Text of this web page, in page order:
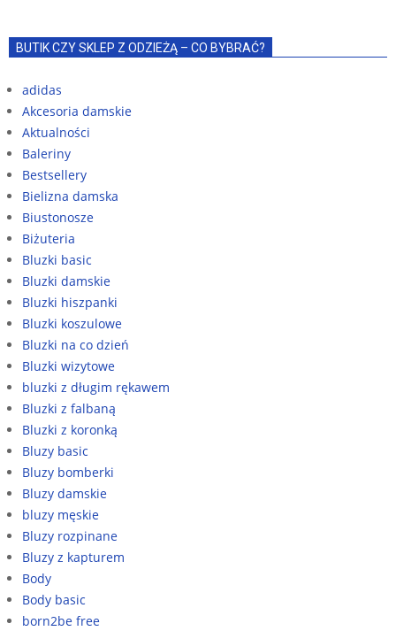
BUTIK CZY SKLEP Z ODZIEŻĄ – CO BYBRAĆ?
adidas
Akcesoria damskie
Aktualności
Baleriny
Bestsellery
Bielizna damska
Biustonosze
Biżuteria
Bluzki basic
Bluzki damskie
Bluzki hiszpanki
Bluzki koszulowe
Bluzki na co dzień
Bluzki wizytowe
bluzki z długim rękawem
Bluzki z falbaną
Bluzki z koronką
Bluzy basic
Bluzy bomberki
Bluzy damskie
bluzy męskie
Bluzy rozpinane
Bluzy z kapturem
Body
Body basic
born2be free